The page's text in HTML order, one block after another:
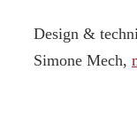
Design &
Simone Mech,